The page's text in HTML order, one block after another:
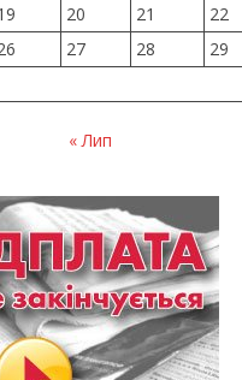
20 21 22
27 28 29
« Лип